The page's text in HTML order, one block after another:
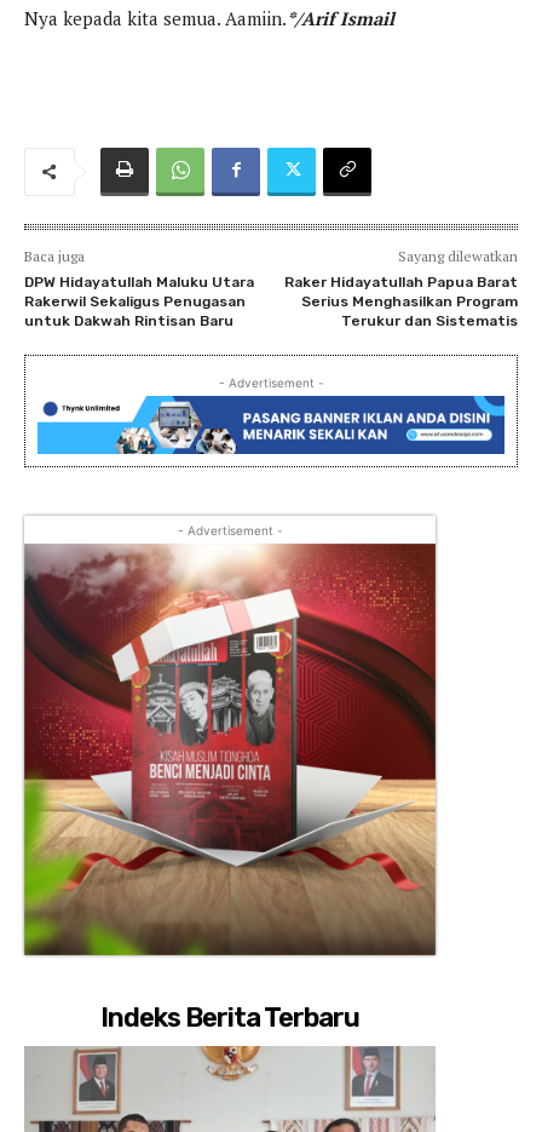
Nya kepada kita semua. Aamiin.*/Arif Ismail
Baca juga
DPW Hidayatullah Maluku Utara
Rakerwil Sekaligus Penugasan
untuk Dakwah Rintisan Baru
Sayang dilewatkan
Raker Hidayatullah Papua Barat
Serius Menghasilkan Program
Terukur dan Sistematis
- Advertisement -
- Advertisement -
Indeks Berita Terbaru